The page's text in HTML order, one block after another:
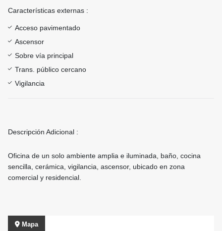
Características externas :
Acceso pavimentado
Ascensor
Sobre vía principal
Trans. público cercano
Vigilancia
Descripción Adicional :
Oficina de un solo ambiente amplia e iluminada, baño, cocina
sencilla, cerámica, vigilancia, ascensor, ubicado en zona
comercial y residencial.
Mapa